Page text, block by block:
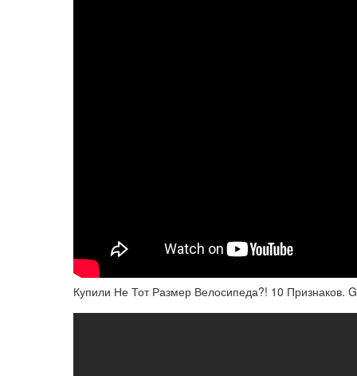
Купили Не Тот Размер Велосипеда?! 10 Признаков.